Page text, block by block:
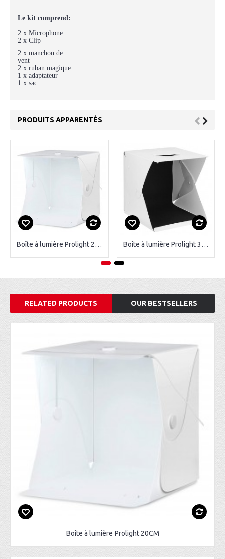
Le kit comprend:
2 x Microphone
2 x Clip
2 x manchon de
vent
2 x ruban magique
1 x adaptateur
1 x sac
PRODUITS APPARENTÉS
Boîte à lumière Prolight 20CM Boîte à lumière Prolight 30CM
RELATED PRODUCTS OUR BESTSELLERS
Boîte à lumière Prolight 20CM